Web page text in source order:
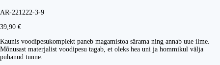
AR-221222-3-9
39,90 €
Kaunis voodipesukomplekt paneb magamistoa särama ning annab uue ilme.
Mõnusast materjalist voodipesu tagab, et oleks hea uni ja hommikul välja
puhanud tunne.